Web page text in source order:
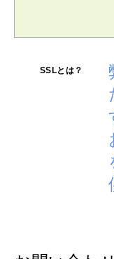
SSLとは？